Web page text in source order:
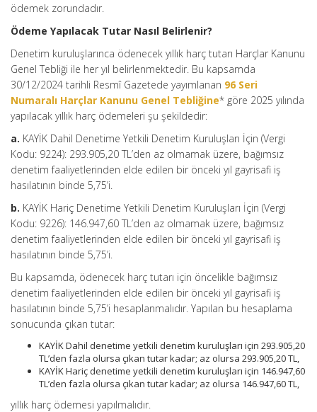
ödemek zorundadır.
Ödeme Yapılacak Tutar Nasıl Belirlenir?
Denetim kuruluşlarınca ödenecek yıllık harç tutarı Harçlar Kanunu
Genel Tebliği ile her yıl belirlenmektedir. Bu kapsamda
30/12/2024 tarihli Resmî Gazetede yayımlanan 96 Seri
Numaralı Harçlar Kanunu Genel Tebliğine* göre 2025 yılında
yapılacak yıllık harç ödemeleri şu şekildedir:
a. KAYİK Dahil Denetime Yetkili Denetim Kuruluşları İçin (Vergi
Kodu: 9224): 293.905,20 TL’den az olmamak üzere, bağımsız
denetim faaliyetlerinden elde edilen bir önceki yıl gayrisafi iş
hasılatının binde 5,75’i.
b. KAYİK Hariç Denetime Yetkili Denetim Kuruluşları İçin (Vergi
Kodu: 9226): 146.947,60 TL’den az olmamak üzere, bağımsız
denetim faaliyetlerinden elde edilen bir önceki yıl gayrisafi iş
hasılatının binde 5,75’i.
Bu kapsamda, ödenecek harç tutarı için öncelikle bağımsız
denetim faaliyetlerinden elde edilen bir önceki yıl gayrisafi iş
hasılatının binde 5,75’i hesaplanmalıdır. Yapılan bu hesaplama
sonucunda çıkan tutar:
KAYİK Dahil denetime yetkili denetim kuruluşları için 293.905,20
TL’den fazla olursa çıkan tutar kadar; az olursa 293.905,20 TL,
KAYİK Hariç denetime yetkili denetim kuruluşları için 146.947,60
TL’den fazla olursa çıkan tutar kadar; az olursa 146.947,60 TL,
yıllık harç ödemesi yapılmalıdır.